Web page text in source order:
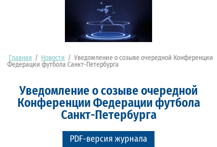
Главная / Новости / Уведомление о созыве очередной Конференции
Федерации футбола Санкт-Петербурга
Уведомление о созыве очередной
Конференции Федерации футбола
Санкт-Петербурга
PDF-версия журнала